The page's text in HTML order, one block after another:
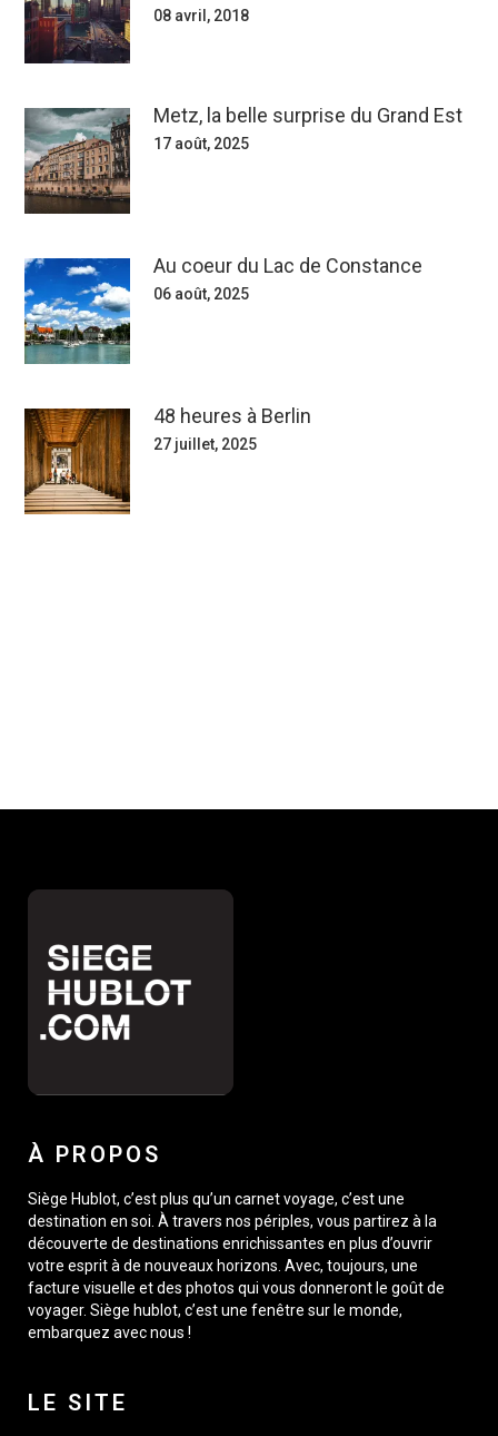
08 avril, 2018
Metz, la belle surprise du Grand Est
17 août, 2025
Au coeur du Lac de Constance
06 août, 2025
48 heures à Berlin
27 juillet, 2025
À PROPOS
Siège Hublot, c’est plus qu’un carnet voyage, c’est une
destination en soi. À travers nos périples, vous partirez à la
découverte de destinations enrichissantes en plus d’ouvrir
votre esprit à de nouveaux horizons. Avec, toujours, une
facture visuelle et des photos qui vous donneront le goût de
voyager. Siège hublot, c’est une fenêtre sur le monde,
embarquez avec nous !
LE SITE